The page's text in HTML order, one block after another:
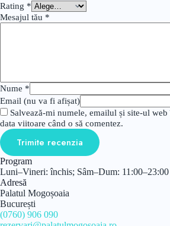
Rating *
Mesajul tău *
Nume *
Email (nu va fi afișat)
Salvează-mi numele, emailul și site-ul
data viitoare când o să comentez.
Trimite recenzia
Program
Luni–Vineri: închis; Sâm–Dum: 11:00–23:00
Adresă
Palatul Mogoșoaia
București
(0760) 906 090